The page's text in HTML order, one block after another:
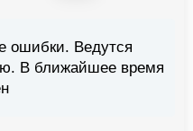
ошибки. Ведутся
В ближайшее время